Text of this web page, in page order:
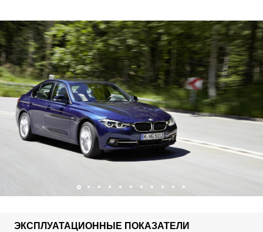
ЭКСПЛУАТАЦИОННЫЕ ПОКАЗАТЕЛИ